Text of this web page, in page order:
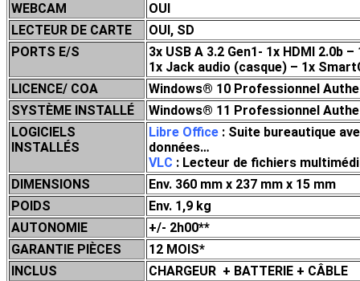
WEBCAM
OUI
LECTEUR DE CARTE
OUI, SD
PORTS E/S
3x USB A 3.2 Gen1- 1x HDMI 2.0b
1x Jack audio (casque) – 1x
LICENCE/ COA
Windows® 10 Professionnel
SYSTÈME INSTALLÉ
Windows® 11 Professionnel
LOGICIELS
INSTALLÉS
Libre Office : Suite bureautique
données…
VLC : Lecteur de fichiers
DIMENSIONS
Env. 360 mm x 237 mm x 15 mm
POIDS
Env. 1,9 kg
AUTONOMIE
+/- 2h00**
GARANTIE PIÈCES
12 MOIS*
INCLUS
CHARGEUR + BATTERIE + CÂBLE